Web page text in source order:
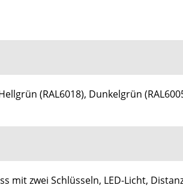
(RAL6018), Dunkelgrün
mit zwei Schlüsseln, LED-Licht,